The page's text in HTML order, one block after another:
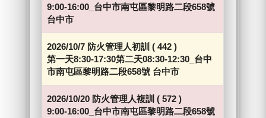
9:00-16:00_台中市南屯區黎明路二段658號
台中市
2026/10/7 防火管理人初訓 ( 442 )
第一天8:30-17:30第二天08:30-12:30_台中
市南屯區黎明路二段658號 台中市
2026/10/20 防火管理人複訓 ( 572 )
9:00-16:00_台中市南屯區黎明路二段658號